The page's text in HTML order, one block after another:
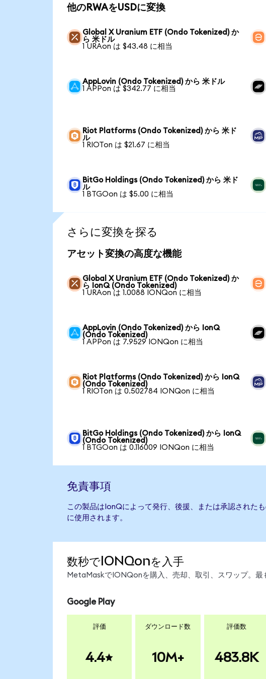
他のRWAをUSDに変換
Global X Uranium ETF (Ondo Tokenized) か
ら 米ドル
1 URAon は $43.48 に相当
AppLovin (Ondo Tokenized) から 米ドル
1 APPon は $342.77 に相当
Riot Platforms (Ondo Tokenized) から 米ド
ル
1 RIOTon は $21.67 に相当
BitGo Holdings (Ondo Tokenized) から 米ド
ル
1 BTGOon は $5.00 に相当
さらに変換を探る
アセット変換の高度な機能
Global X Uranium ETF (Ondo Tokenized) か
ら IonQ (Ondo Tokenized)
1 URAon は 1.0088 IONQon に相当
AppLovin (Ondo Tokenized) から IonQ
(Ondo Tokenized)
1 APPon は 7.9529 IONQon に相当
Riot Platforms (Ondo Tokenized) から IonQ
(Ondo Tokenized)
1 RIOTon は 0.502784 IONQon に相当
BitGo Holdings (Ondo Tokenized) から IonQ
(Ondo Tokenized)
1 BTGOon は 0.116009 IONQon に相当
免責事項
この製品はIonQによって発行、後援、または承認された
に使用されます。
数秒でIONQonを入手
MetaMaskでIONQonを購入、売却、取引、スワップ。最
Google Play
評価
4.4
ダウンロード数
10M+
評価数
483.8K